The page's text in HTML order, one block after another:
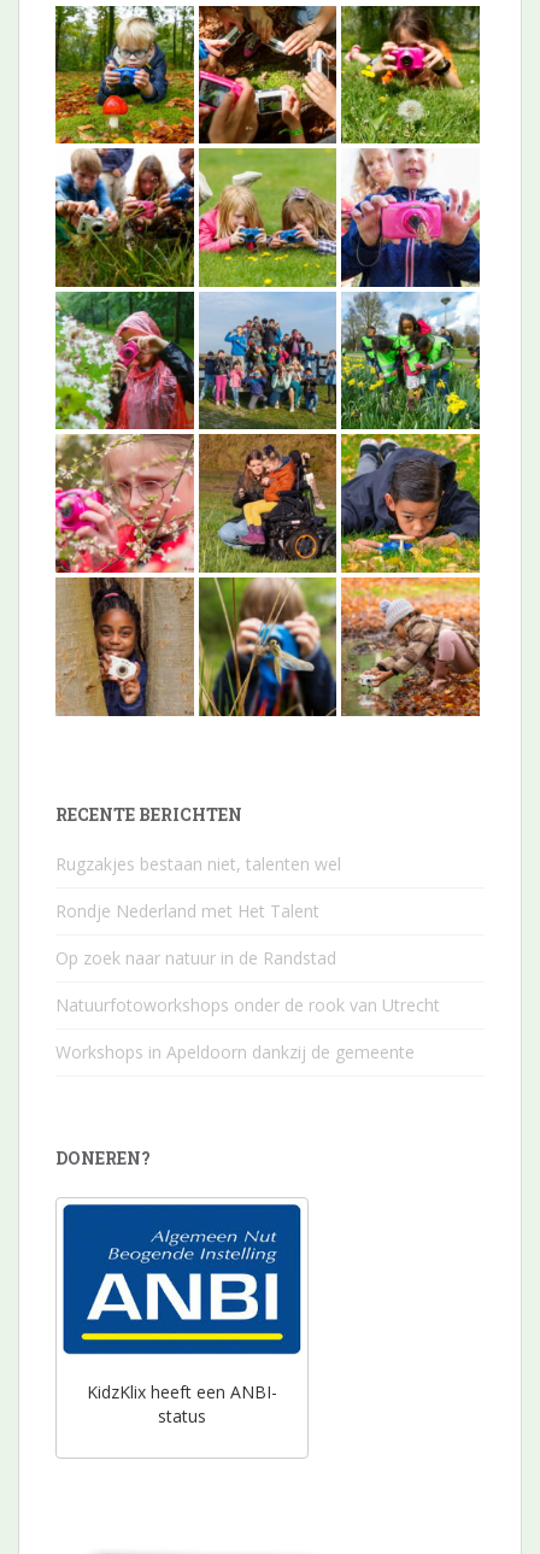
RECENTE BERICHTEN
Rugzakjes bestaan niet, talenten wel
Rondje Nederland met Het Talent
Op zoek naar natuur in de Randstad
Natuurfotoworkshops onder de rook van Utrecht
Workshops in Apeldoorn dankzij de gemeente
DONEREN?
KidzKlix heeft een ANBI-
status